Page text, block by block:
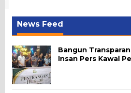
News Feed
Bangun
Insan Pers Kawal